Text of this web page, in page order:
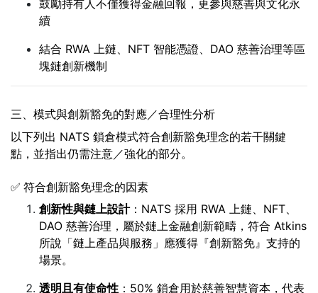
鼓勵持有人不僅獲得金融回報，更參與慈善與文化永
續
結合 RWA 上鏈、NFT 智能憑證、DAO 慈善治理等區
塊鏈創新機制
三、模式與創新豁免的對應／合理性分析
以下列出 NATS 鎖倉模式符合創新豁免理念的若干關鍵
點，並指出仍需注意／強化的部分。
✅ 符合創新豁免理念的因素
創新性與鏈上設計：NATS 採用 RWA 上鏈、NFT、
DAO 慈善治理，屬於鏈上金融創新範疇，符合 Atkins
所說「鏈上產品與服務」應獲得『創新豁免』支持的
場景。
透明且有使命性 ：50% 鎖倉用於慈善智慧資本，代表